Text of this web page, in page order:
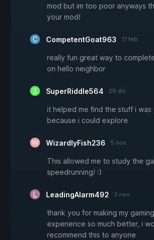
mod but im too poor anyways
your mod!
CompetentGoat963 17 feb.
really fun great way to
on hello neighbor
SuperRiddle564 29 dic.
it helped me find the stuff i was
because i could explore
WizardlyFish236 5 nov.
This allowed me to study the
speedrunning! :)
LeadingAlarm492 2 nov.
thank you for making my gaming
experience so much better, i
recommend this to anyone